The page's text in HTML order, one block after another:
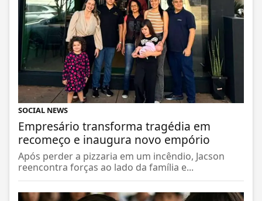
SOCIAL NEWS
Empresário transforma tragédia em
recomeço e inaugura novo empório
Após perder a pizzaria em um incêndio, Jacson
reencontra forças ao lado da família e...